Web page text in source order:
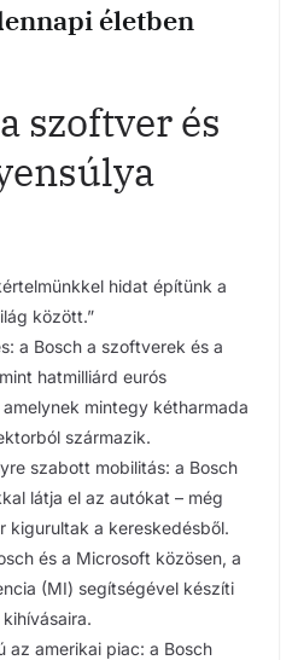
életben
szoftver és
hidat építünk a
között.”
a Bosch a szoftverek és a
hatmilliárd eurós
mintegy kétharmada
származik.
szabott mobilitás: a Bosch
látja el az autókat – még
kigurultak a kereskedésből.
és a Microsoft közösen, a
(MI) segítségével készíti
az amerikai piac: a Bosch